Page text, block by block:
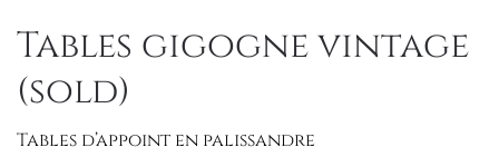
Tables gigogne vintage
(sold)
Tables d’appoint en palissandre